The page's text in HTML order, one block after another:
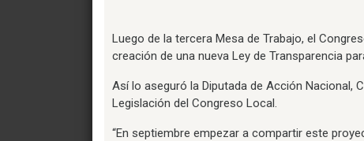
Luego de la tercera Mesa de Trabajo, el
creación de una nueva Ley de Transparencia
Así lo aseguró la Diputada de Acción Nacional,
Legislación del Congreso Local.
“En septiembre empezar a compartir este